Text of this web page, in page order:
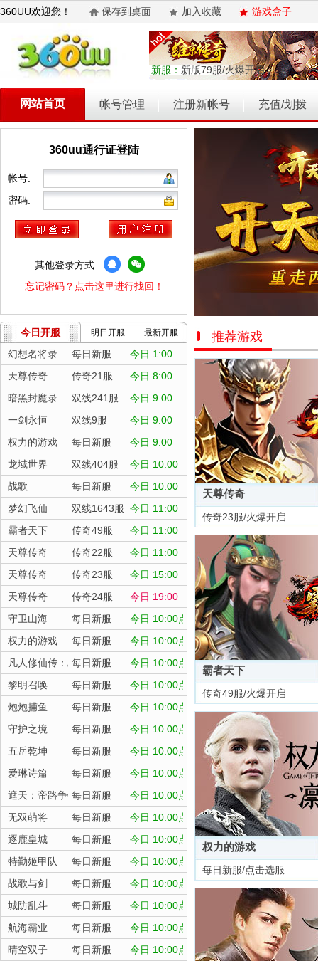
360UU欢迎您！ 保存到桌面 加入收藏 游戏盒子
新服： 新版79服/火爆开启
网站首页 帐号管理 注册新帐号 充值/划拨
360uu通行证登陆
帐号:
密码:
其他登录方式
忘记密码？点击这里进行找回！
今日开服 明日开服 最新开服
幻想名将录 每日新服
今日 1:00
天尊传奇
传奇21服
今日 8:00
暗黑封魔录
双线241服
今日 9:00
一剑永恒
双线9服
今日 9:00
权力的游戏
每日新服
今日 9:00
龙域世界
双线404服
今日 10:00
战歌
每日新服
今日 10:00
梦幻飞仙
双线1643服 今日 11:00
霸者天下
传奇49服
今日 11:00
天尊传奇
传奇22服
今日 11:00
天尊传奇
传奇23服
今日 15:00
天尊传奇
传奇24服
今日 19:00
守卫山海
每日新服
今日 10:00点
权力的游戏
每日新服
今日 10:00点
凡人修仙传：星海飞驰
每日新服
今日 10:00点
黎明召唤
每日新服
今日 10:00点
炮炮捕鱼
每日新服
今日 10:00点
守护之境
每日新服
今日 10:00点
五岳乾坤
每日新服
今日 10:00点
爱琳诗篇
每日新服
今日 10:00点
遮天：帝路争锋每日新服
今日 10:00点
无双萌将
每日新服
今日 10:00点
逐鹿皇城
每日新服
今日 10:00点
特勤姬甲队
每日新服
今日 10:00点
战歌与剑
每日新服
今日 10:00点
城防乱斗
每日新服
今日 10:00点
航海霸业
每日新服
今日 10:00点
晴空双子
每日新服
今日 10:00点
推荐游戏
天尊传奇
传奇23服/火爆开启
霸者天下
传奇49服/火爆开启
权力的游戏
每日新服/点击选服